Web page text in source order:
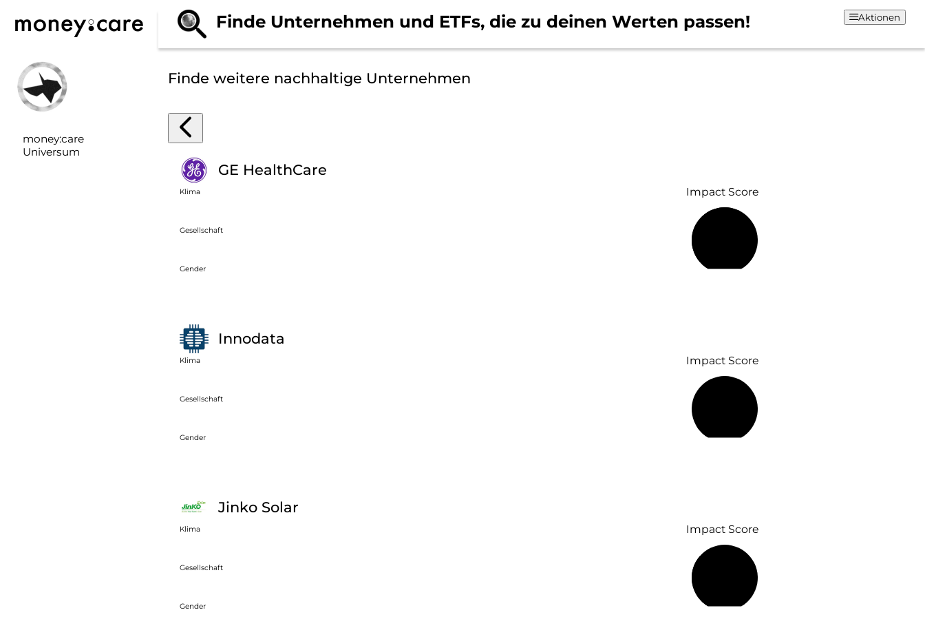
money:care
Universum
Finde Unternehmen und ETFs, die zu deinen Werten passen! Aktionen
Finde weitere nachhaltige Unternehmen
GE HealthCare
Klima
Gesellschaft
Gender
Impact Score
Innodata
Klima
Gesellschaft
Gender
Impact Score
Jinko Solar
Klima
Gesellschaft
Gender
Impact Score